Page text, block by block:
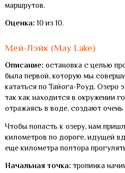
маршрутов.
Оценка: 10 из 10.
Мей-Лэйк (May Lake)
Описание: остановка с целью
была первой, которую мы
кататься по Тайога-Роуд. Озеро
так как находится в окружении
отражаясь в воде, создают
Чтобы попасть к озеру, нам
километров по дороге, идущей
еще километра полтора
Начальная точка: тропинка